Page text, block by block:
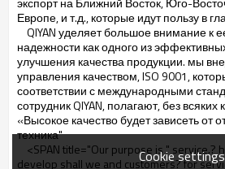
Европе, и т.д., которые идут пользу в
QIYAN уделяет большое внимание к
надежности как одного из
улучшения качества продукции. мы
управления качеством, ISO 9001,
соответствии с международными
сотрудник QIYAN, полагают, без всяких
«Высокое качество будет зависеть от
техника"
<SPAN title="Our purpose is " service.?
develop shall we and customers? for
Cookie settings